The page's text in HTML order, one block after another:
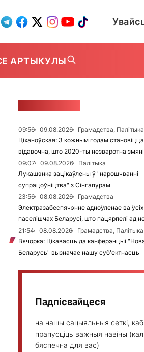
АРТЫКУЛЫ
09:56 09.08.2026
Грамадства, Палітыка
Ціханоўская: З кожным годам
відавочна, што 2020-ты незваротна
09:07
09.08.2026
Палітыка
Лукашэнка зацікаўлены ў "нарошчванні
супрацоўніцтва" з Сінгапурам
23:56
08.08.2026
Грамадства
Электразабеспячэнне адноўленае ва ўсіх
паселішчах Беларусі, што пацярпелі ад
21:54
08.08.2026
Грамадства, Палітыка
Вячорка: Цікавасць да канферэнцыі
Беларусь" вызначае нашу суб'ектнасць
Падпісвайцеся
на нашы сацыяльныя сеткі,
прапусціць важныя навіны
бяспечна для вас)